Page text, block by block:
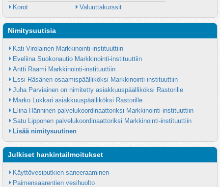
Korot Valuuttakurssit
Nimitysuutisia
Kati Virolainen Markkinointi-instituuttiin
Eveliina Suokonautio Markkinointi-instituuttiin
Antti Raami Markkinointi-instituuttiin
Essi Räsänen osaamispäälliköksi Markkinointi-instituuttiin
Juha Parviainen on nimitetty asiakkuuspäälliköksi Rastorille
Marko Lukkari asiakkuuspäälliköksi Rastorille
Elina Hänninen palvelukoordinaattoriksi Markkinointi-instituuttiin
Satu Lipponen palvelukoordinaattoriksi Markkinointi-instituuttiin
Lisää nimitysuutinen
Julkiset hankintailmoitukset
Käyttövesiputkien saneeraaminen
Paimensaarentien vesihuolto